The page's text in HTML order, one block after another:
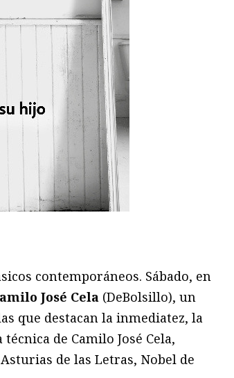
contemporáneos. Sábado, en
José Cela (DeBolsillo), un
que destacan la inmediatez, la
de Camilo José Cela,
de las Letras, Nobel de